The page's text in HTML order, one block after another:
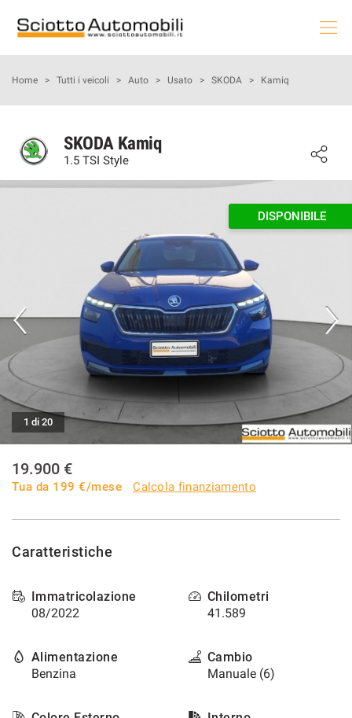
HOME
NOLEGGIO AUTO
PROMOZIONI NAZIONALI
PRENOTA LA TUA MANUTENZIONE
I NOSTRI SERVIZI
AREA COMMERCIANTI
CHI SIAMO
CONTATTI
NEWS
Home > Tutti i veicoli > Auto > Usato > SKODA > Kamiq
SKODA Kamiq
1.5 TSI Style
DISPONIBILE
1 di 20
19.900 €
Tua da 199 €/mese Calcola finanziamento
Caratteristiche
Immatricolazione
08/2022
Chilometri
41.589
Alimentazione
Benzina
Cambio
Manuale (6)